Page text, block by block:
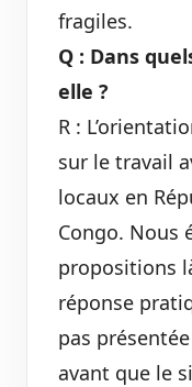
fragiles.
Q : Dans
elle ?
R :
sur le travail
locaux en
Congo. Nous
propositions
réponse
pas
avant que le